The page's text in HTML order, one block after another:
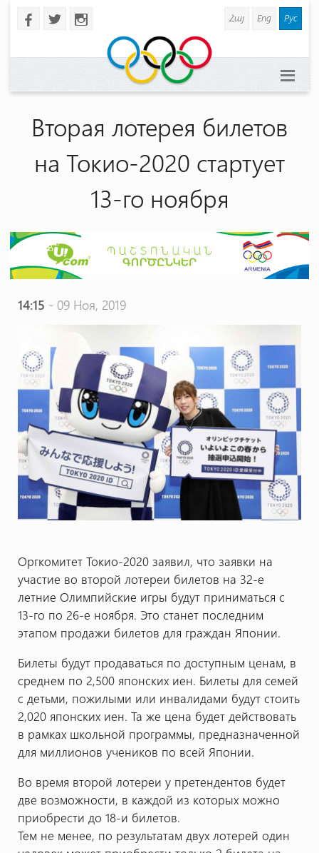
b a x Հայ Eng Рус
Вторая лотерея билетов
на Токио-2020 стартует
13-го ноября
14:15 - 09 Ноя, 2019
Оргкомитет Токио-2020 заявил, что заявки на
участие во второй лотереи билетов на 32-е
летние Олимпийские игры будут приниматься с
13-го по 26-е ноября. Это станет последним
этапом продажи билетов для граждан Японии.
Билеты будут продаваться по доступным ценам, в
среднем по 2,500 японских иен. Билеты для семей
с детьми, пожилыми или инвалидами будут стоить
2,020 японских иен. Та же цена будет действовать
в рамках школьной программы, предназначенной
для миллионов учеников по всей Японии.
Во время второй лотереи у претендентов будет
две возможности, в каждой из которых можно
приобрести до 18-и билетов.
Тем не менее, по результатам двух лотерей один